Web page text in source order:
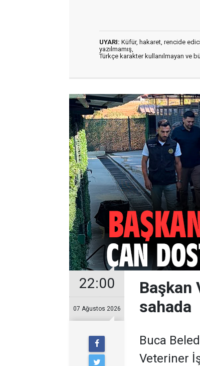
UYARI: Küfür, hakaret, rencide
yazılmamış,
Türkçe karakter kullanılmayan ve
22:00
07 Ağustos 2026
Başkan
sahada
Buca
Veteriner